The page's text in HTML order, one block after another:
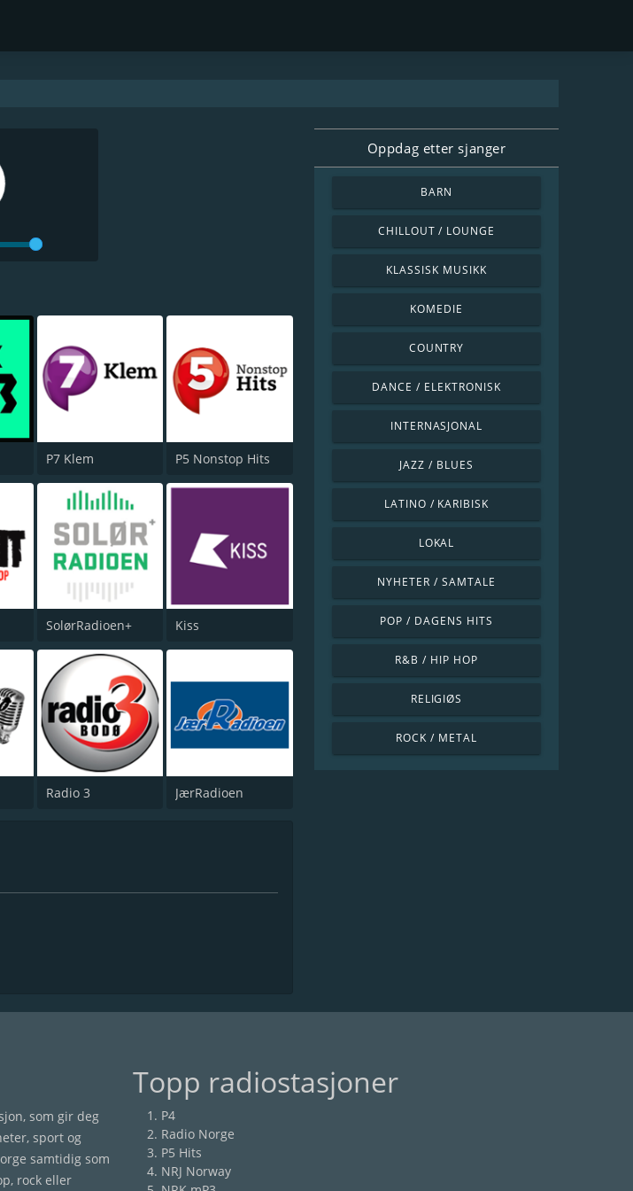
P7 Klem P5 Nonstop Hits
SolørRadioen+ Kiss
Radio 3 JærRadioen
Oppdag etter sjanger
BARN
CHILLOUT / LOUNGE
KLASSISK MUSIKK
KOMEDIE
COUNTRY
DANCE / ELEKTRONISK
INTERNASJONAL
JAZZ / BLUES
LATINO / KARIBISK
LOKAL
NYHETER / SAMTALE
POP / DAGENS HITS
R&B / HIP HOP
RELIGIØS
ROCK / METAL
som gir deg
sport og
samtidig som
rock eller
Topp radiostasjoner
P4
Radio Norge
P5 Hits
NRJ Norway